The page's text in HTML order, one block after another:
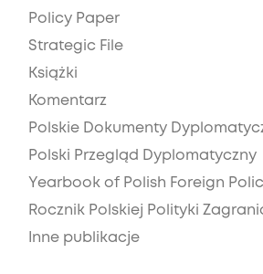
Policy Paper
Strategic File
Książki
Komentarz
Polskie Dokumenty
Polski Przegląd Dyplomatyczny
Yearbook of Polish Foreign
Rocznik Polskiej Polityki
Inne publikacje